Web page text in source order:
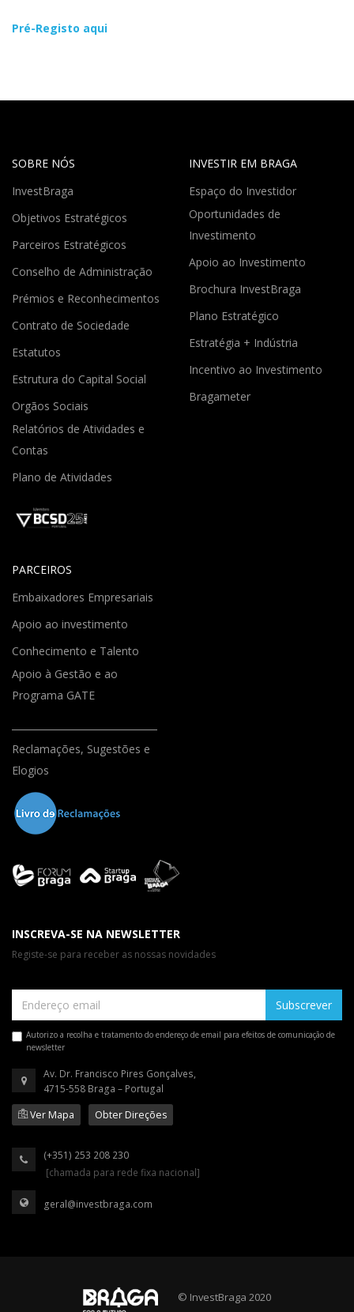
Pré-Registo aqui
SOBRE NÓS
InvestBraga
Objetivos Estratégicos
Parceiros Estratégicos
Conselho de Administração
Prémios e Reconhecimentos
Contrato de Sociedade
Estatutos
Estrutura do Capital Social
Orgãos Sociais
Relatórios de Atividades e
Contas
Plano de Atividades
INVESTIR EM BRAGA
Espaço do Investidor
Oportunidades de
Investimento
Apoio ao Investimento
Brochura InvestBraga
Plano Estratégico
Estratégia + Indústria
Incentivo ao Investimento
Bragameter
PARCEIROS
Embaixadores Empresariais
Apoio ao investimento
Conhecimento e Talento
Apoio à Gestão e ao
Programa GATE
Reclamações, Sugestões e
Elogios
INSCREVA-SE NA NEWSLETTER
Registe-se para receber as nossas novidades
Subscrever
Autorizo a recolha e tratamento do endereço de email para efeitos de comunicação de
newsletter
Av. Dr. Francisco Pires Gonçalves,
4715-558 Braga – Portugal
Ver Mapa
Obter Direções
(+351) 253 208 230
[chamada para rede fixa nacional]
geral@investbraga.com
© InvestBraga 2020